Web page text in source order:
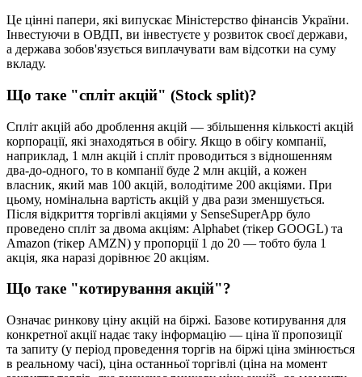
Це цінні папери, які випускає Міністерство фінансів України.
Інвестуючи в ОВДП, ви інвестуєте у розвиток своєї держави,
а держава зобов'язується виплачувати вам відсотки на суму
вкладу.
Що таке "спліт акцій" (Stock split)?
Спліт акцій або дроблення акцій — збільшення кількості акцій
корпорації, які знаходяться в обігу. Якщо в обігу компанії,
наприклад, 1 млн акцій і спліт проводиться з відношенням
два-до-одного, то в компанії буде 2 млн акцій, а кожен
власник, який мав 100 акцій, володітиме 200 акціями. При
цьому, номінальна вартість акцій у два рази зменшується.
Після відкриття торгівлі акціями у SenseSuperApp було
проведено спліт за двома акціям: Alphabet (тікер GOOGL) та
Amazon (тікер AMZN) у пропорції 1 до 20 — тобто була 1
акція, яка наразі дорівнює 20 акціям.
Що таке "котирування акцій"?
Означає ринкову ціну акцій на біржі. Базове котирування для
конкретної акції надає таку інформацію — ціна її пропозиції
та запиту (у період проведення торгів на біржі ціна змінюється
в реальному часі), ціна останньої торгівлі (ціна на момент